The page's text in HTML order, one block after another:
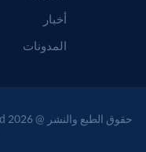
أخبار
المدونات
حقوق الطبع والنشر @ 2026 Foshan Nanhai Yuebao Technology Co., Ltd. جميع الحقوق محفوظة .